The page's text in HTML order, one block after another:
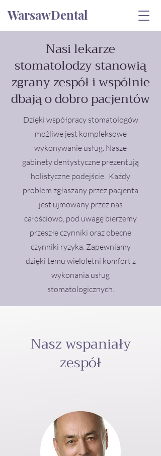
WarsawDental
Nasi lekarze
stomatolodzy stanowią
zgrany zespół i wspólnie
dbają o dobro pacjentów
Dzięki współpracy stomatologów
możliwe jest kompleksowe
wykonywanie usług. Nasze
gabinety dentystyczne prezentują
holistyczne podejście. Każdy
problem zgłaszany przez pacjenta
jest ujmowany przez nas
całościowo, pod uwagę bierzemy
przeszłe czynniki oraz obecne
czynniki ryzyka. Zapewniamy
dzięki temu wieloletni komfort z
wykonania usług
stomatologicznych.
Nasz wspaniały
zespół